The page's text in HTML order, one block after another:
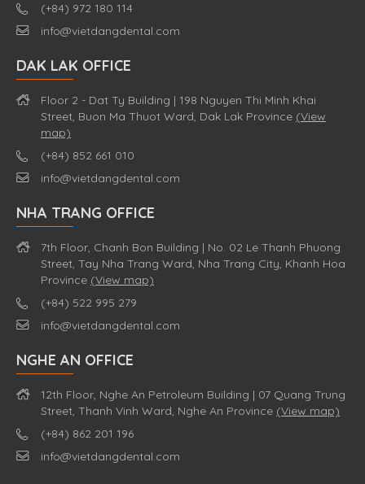
(+84) 972 180 114
info@vietdangdental.com
DAK LAK OFFICE
Floor 2 - Dat Ty Building | 198 Nguyen Thi Minh Khai
Street, Buon Ma Thuot Ward, Dak Lak Province (View
map)
(+84) 852 661 010
info@vietdangdental.com
NHA TRANG OFFICE
7th Floor, Chanh Bon Building | No. 02 Le Thanh Phuong
Street, Tay Nha Trang Ward, Nha Trang City, Khanh Hoa
Province (View map)
(+84) 522 995 279
info@vietdangdental.com
NGHE AN OFFICE
12th Floor, Nghe An Petroleum Building | 07 Quang Trung
Street, Thanh Vinh Ward, Nghe An Province (View map)
(+84) 862 201 196
info@vietdangdental.com